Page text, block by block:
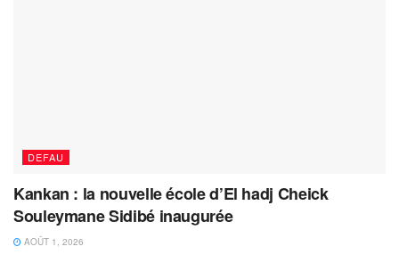
DEFAU
Kankan : la nouvelle école d’El hadj Cheick
Souleymane Sidibé inaugurée
AOÛT 1, 2026